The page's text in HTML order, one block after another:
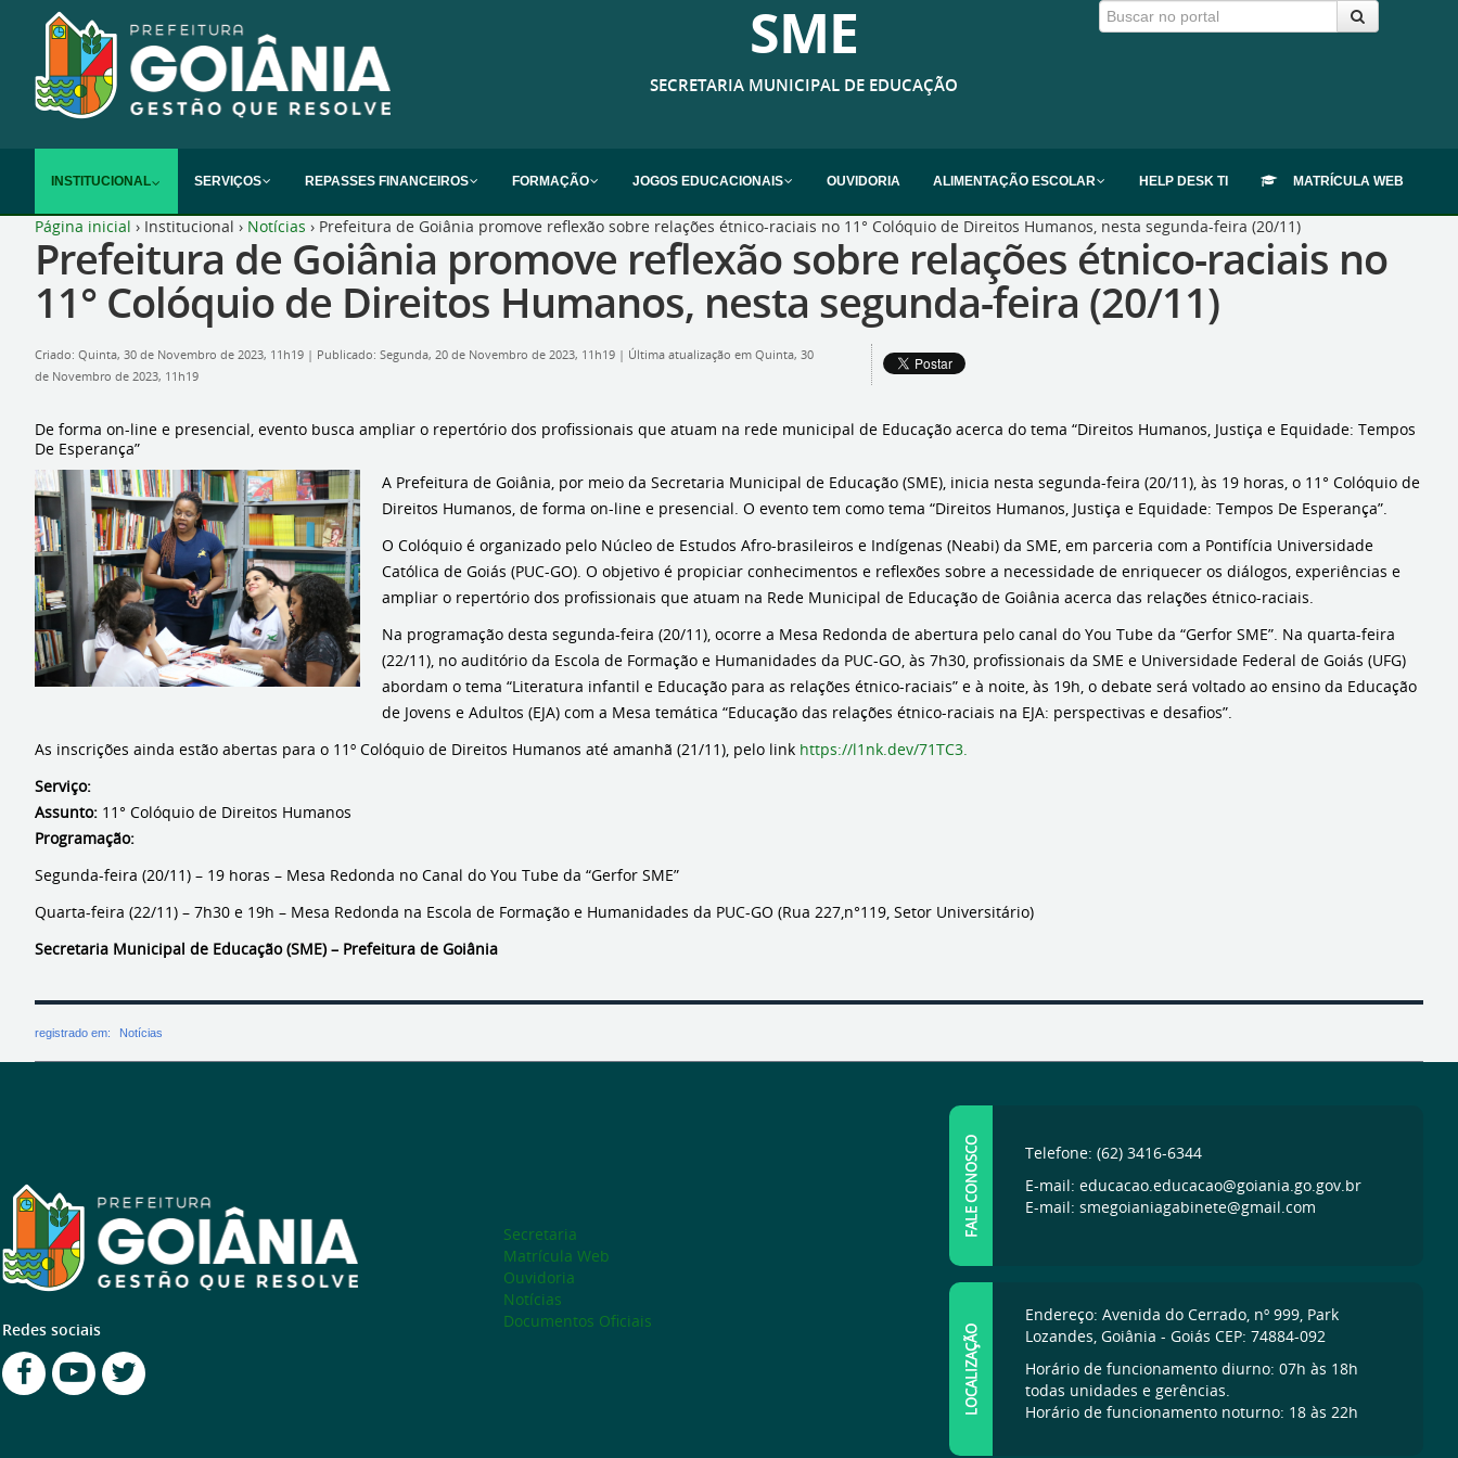
SME
SECRETARIA MUNICIPAL DE EDUCAÇÃO
INSTITUCIONAL SERVIÇOS REPASSES FINANCEIROS FORMAÇÃO JOGOS EDUCACIONAIS OUVIDORIA ALIMENTAÇÃO ESCOLAR HELP DESK TI MATRÍCULA WEB
Página inicial › Institucional › Notícias › Prefeitura de Goiânia promove reflexão sobre relações étnico-raciais no 11° Colóquio de Direitos Humanos, nesta segunda-feira (20/11)
Prefeitura de Goiânia promove reflexão sobre relações étnico-raciais no
11° Colóquio de Direitos Humanos, nesta segunda-feira (20/11)
Criado: Quinta, 30 de Novembro de 2023, 11h19 | Publicado: Segunda, 20 de Novembro de 2023, 11h19 | Última atualização em Quinta, 30
de Novembro de 2023, 11h19
De forma on-line e presencial, evento busca ampliar o repertório dos profissionais que atuam na rede municipal de Educação acerca do tema “Direitos Humanos, Justiça e Equidade: Tempos
De Esperança”
A Prefeitura de Goiânia, por meio da Secretaria Municipal de Educação (SME), inicia nesta segunda-feira (20/11), às 19 horas, o 11° Colóquio de
Direitos Humanos, de forma on-line e presencial. O evento tem como tema “Direitos Humanos, Justiça e Equidade: Tempos De Esperança”.
O Colóquio é organizado pelo Núcleo de Estudos Afro-brasileiros e Indígenas (Neabi) da SME, em parceria com a Pontifícia Universidade
Católica de Goiás (PUC-GO). O objetivo é propiciar conhecimentos e reflexões sobre a necessidade de enriquecer os diálogos, experiências e
ampliar o repertório dos profissionais que atuam na Rede Municipal de Educação de Goiânia acerca das relações étnico-raciais.
Na programação desta segunda-feira (20/11), ocorre a Mesa Redonda de abertura pelo canal do You Tube da “Gerfor SME”. Na quarta-feira
(22/11), no auditório da Escola de Formação e Humanidades da PUC-GO, às 7h30, profissionais da SME e Universidade Federal de Goiás (UFG)
abordam o tema “Literatura infantil e Educação para as relações étnico-raciais” e à noite, às 19h, o debate será voltado ao ensino da Educação
de Jovens e Adultos (EJA) com a Mesa temática “Educação das relações étnico-raciais na EJA: perspectivas e desafios”.
As inscrições ainda estão abertas para o 11º Colóquio de Direitos Humanos até amanhã (21/11), pelo link https://l1nk.dev/71TC3.
Serviço:
Assunto: 11° Colóquio de Direitos Humanos
Programação:
Segunda-feira (20/11) – 19 horas – Mesa Redonda no Canal do You Tube da “Gerfor SME”
Quarta-feira (22/11) – 7h30 e 19h – Mesa Redonda na Escola de Formação e Humanidades da PUC-GO (Rua 227,n°119, Setor Universitário)
Secretaria Municipal de Educação (SME) – Prefeitura de Goiânia
registrado em: Notícias
Redes sociais
Secretaria
Matrícula Web
Ouvidoria
Notícias
Documentos Oficiais
FALE CONOSCO
Telefone: (62) 3416-6344
E-mail: educacao.educacao@goiania.go.gov.br
E-mail: smegoianiagabinete@gmail.com
LOCALIZAÇÃO
Endereço: Avenida do Cerrado, nº 999, Park
Lozandes, Goiânia - Goiás CEP: 74884-092
Horário de funcionamento diurno: 07h às 18h
todas unidades e gerências.
Horário de funcionamento noturno: 18 às 22h